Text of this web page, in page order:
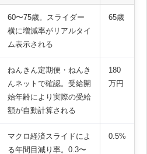
60〜75歳。スライダー
横に増減率がリアルタイ
ム表示される
65歳
ねんきん定期便・ねんき
んネットで確認。受給開
始年齢により実際の受給
額が自動計算される
180
万円
マクロ経済スライドによ
る年間目減り率。0.3〜
0.5%